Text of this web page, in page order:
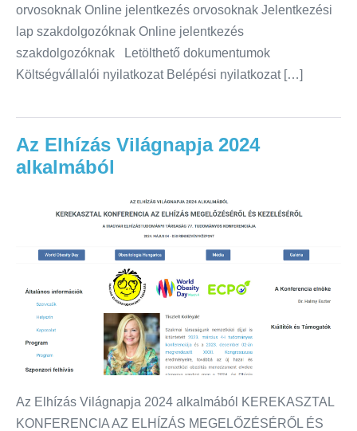
orvosoknak Online jelentkezés orvosoknak Jelentkezési
lap szakdolgozóknak Online jelentkezés
szakdolgozóknak Letölthető dokumentumok
Költségvállalói nyilatkozat Belépési nyilatkozat […]
Az Elhízás Világnapja 2024
alkalmából
Az Elhízás Világnapja 2024 alkalmából KEREKASZTAL
KONFERENCIA AZ ELHÍZÁS MEGELŐZÉSÉRŐL ÉS